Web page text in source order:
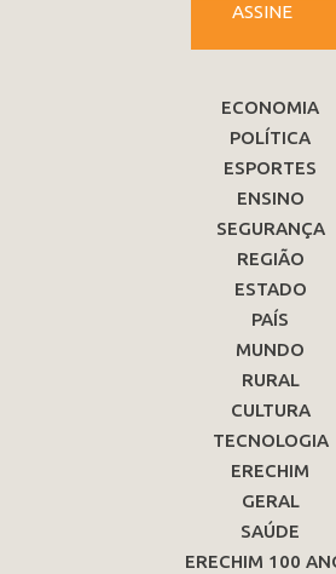
ASSINE
ECONOMIA
POLÍTICA
ESPORTES
ENSINO
SEGURANÇA
REGIÃO
ESTADO
PAÍS
MUNDO
RURAL
CULTURA
TECNOLOGIA
ERECHIM
GERAL
SAÚDE
ERECHIM 100